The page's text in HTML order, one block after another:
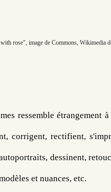
rose", image de Commons, Wikimedia
ressemble étrangement
corrigent, rectifient,
dessinent,
et nuances, etc.